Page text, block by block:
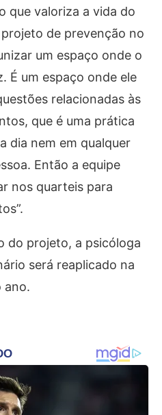
que valoriza a vida do
de prevenção no
um espaço onde o
É um espaço onde ele
relacionadas às
que é uma prática
dia nem em qualquer
Então a equipe
nos quarteis para
do projeto, a psicóloga
será reaplicado na
ano.